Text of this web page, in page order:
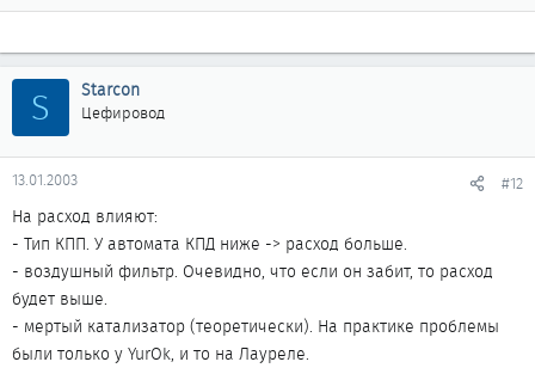
S Starcon
Цефировод
13.01.2003 #12
На расход влияют:
- Тип КПП. У автомата КПД ниже -> расход больше.
- воздушный фильтр. Очевидно, что если он забит, то расход
будет выше.
- мертый катализатор (теоретически). На практике проблемы
были только у YurOk, и то на Лауреле.